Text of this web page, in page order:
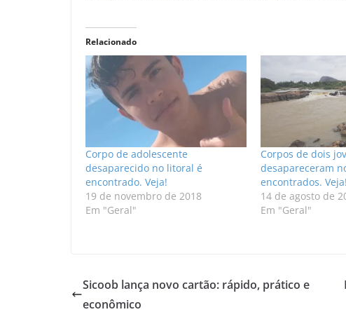
Relacionado
Corpo de adolescente
desaparecido no litoral é
encontrado. Veja!
19 de novembro de 2018
Em "Geral"
Corpos de dois
desapareceram
encontrados. Veja!
14 de agosto de
Em "Geral"
Sicoob lança novo cartão: rápido, prático e
econômico